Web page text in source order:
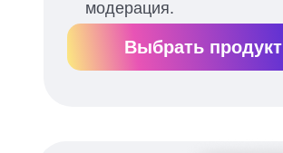
Выбрать продукт
модерация.